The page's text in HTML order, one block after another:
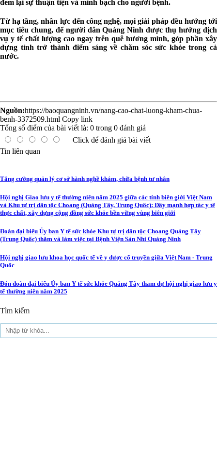
đem lại sự thuận tiện và minh bạch cho người bệnh.
Từ hạ tầng, nhân lực đến công nghệ, mọi giải pháp đều hướng tới
mục tiêu chung, để người dân Quảng Ninh được thụ hưởng dịch
vụ y tế chất lượng cao ngay trên quê hương mình, góp phần xây
dựng tỉnh trở thành điểm sáng về chăm sóc sức khỏe trong cả
nước.
Nguồn:https://baoquangninh.vn/nang-cao-chat-luong-kham-chua-
benh-3372509.html Copy link
Tổng số điểm của bài viết là: 0 trong 0 đánh giá
Click để đánh giá bài viết
Tin liên quan
Tăng cường quản lý cơ sở hành nghề khám, chữa bệnh tư nhân
Hội nghị Giao lưu y tế thường niên năm 2025 giữa các tỉnh biên giới Việt Nam
và Khu tự trị dân tộc Choang (Quảng Tây, Trung Quốc): Đẩy mạnh hợp tác y tế
thực chất, xây dựng cộng đồng sức khỏe bền vững vùng biên giới
Đoàn đại biểu Ủy ban Y tế sức khỏe Khu tự trị dân tộc Choang Quảng Tây
(Trung Quốc) thăm và làm việc tại Bệnh Viện Sản Nhi Quảng Ninh
Hội nghị giao lưu khoa học quốc tế về y dược cổ truyền giữa Việt Nam - Trung
Quốc
Đón đoàn đại biểu Ủy ban Y tế sức khỏe Quảng Tây tham dự hội nghị giao lưu y
tế thường niên năm 2025
Tìm kiếm